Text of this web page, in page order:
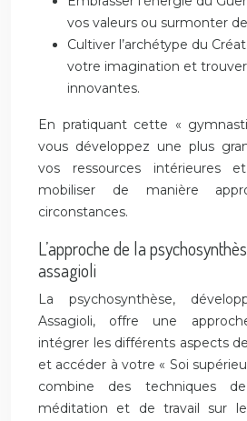
vos valeurs ou surmonter
Cultiver l’archétype du
votre imagination et
innovantes.
En pratiquant cette «
vous développez une plus
vos ressources intérieures
mobiliser de manière
circonstances.
L’approche de la
assagioli
La psychosynthèse,
Assagioli, offre une
intégrer les différents aspects
et accéder à votre « Soi
combine des techniques
méditation et de travail sur